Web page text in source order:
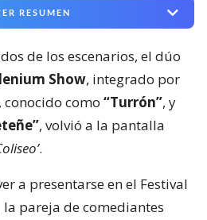
RESUMEN
de los escenarios, el dúo
Show, integrado por
como “Turrón”, y
, volvió a la pantalla
.
a presentarse en el Festival
pareja de comediantes